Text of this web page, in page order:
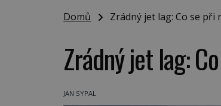
Domů Zrádný jet lag: Co se při
Zrádný jet lag:
JAN SYPAL